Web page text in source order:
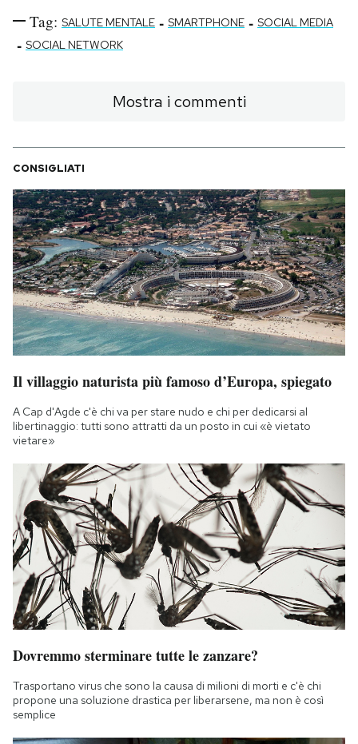
Tag: SALUTE MENTALE - SMARTPHONE - SOCIAL MEDIA
- SOCIAL NETWORK
Mostra i commenti
CONSIGLIATI
Il villaggio naturista più famoso d’Europa, spiegato
A Cap d'Agde c'è chi va per stare nudo e chi per dedicarsi al
libertinaggio: tutti sono attratti da un posto in cui «è vietato
vietare»
Dovremmo sterminare tutte le zanzare?
Trasportano virus che sono la causa di milioni di morti e c'è chi
propone una soluzione drastica per liberarsene, ma non è così
semplice